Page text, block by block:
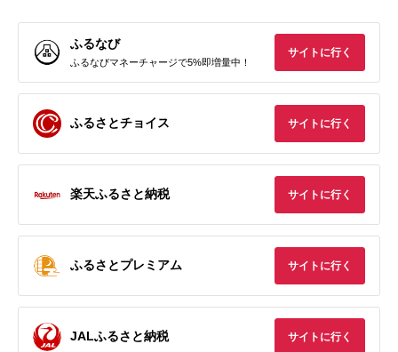
ふるなび
ふるなびマネーチャージで5%即増量中！
サイトに行く
ふるさとチョイス サイトに行く
楽天ふるさと納税 サイトに行く
ふるさとプレミアム サイトに行く
JALふるさと納税 サイトに行く